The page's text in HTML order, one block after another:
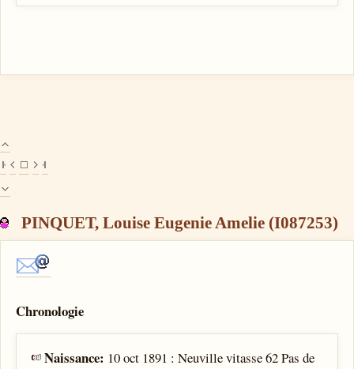
PINQUET, Louise Eugenie Amelie (I087253)
Chronologie
Naissance: 10 oct 1891 : Neuville vitasse 62 Pas de